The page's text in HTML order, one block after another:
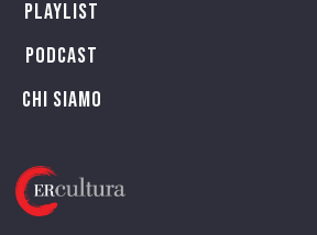
Playlist
PODCAST
Chi siamo